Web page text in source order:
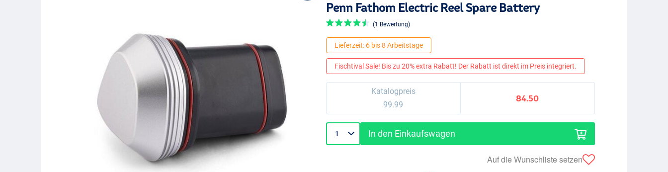
Penn Fathom Electric Reel Spare Battery
(1 Bewertung)
Lieferzeit: 6 bis 8 Arbeitstage
Fischtival Sale! Bis zu 20% extra Rabatt! Der Rabatt ist direkt im Preis integriert.
Katalogpreis
99.99
84.50
In den Einkaufswagen
Auf die Wunschliste setzen